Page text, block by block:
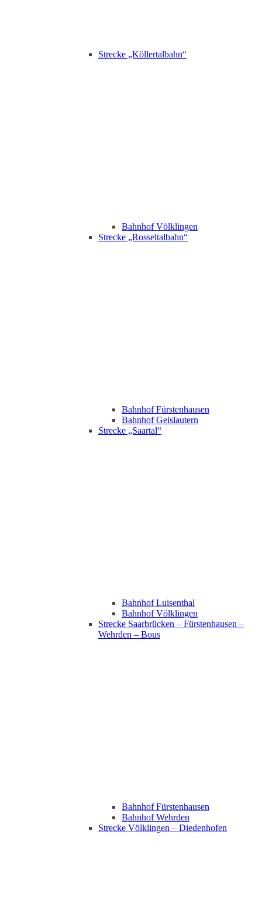
Strecke „Köllertalbahn“
Bahnhof Völklingen
Strecke „Rosseltalbahn“
Bahnhof Fürstenhausen
Bahnhof Geislautern
Strecke „Saartal“
Bahnhof Luisenthal
Bahnhof Völklingen
Strecke Saarbrücken – Fürstenhausen –
Wehrden – Bous
Bahnhof Fürstenhausen
Bahnhof Wehrden
Strecke Völklingen – Diedenhofen